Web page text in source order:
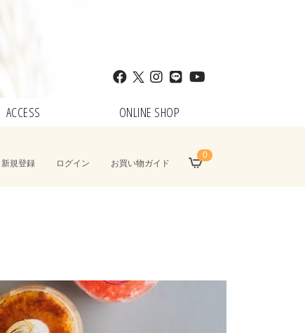
ACCESS ONLINE SHOP
新規登録 ログイン お買い物ガイド
0